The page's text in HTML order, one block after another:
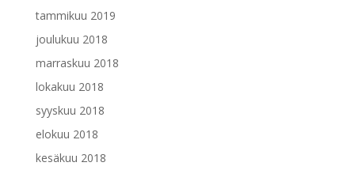
tammikuu 2019
joulukuu 2018
marraskuu 2018
lokakuu 2018
syyskuu 2018
elokuu 2018
kesäkuu 2018